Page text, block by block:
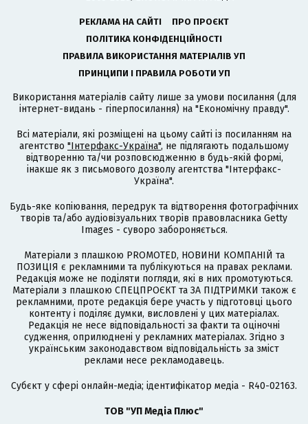
РЕКЛАМА НА САЙТІ
ПРО ПРОЄКТ
ПОЛІТИКА КОНФІДЕНЦІЙНОСТІ
ПРАВИЛА ВИКОРИСТАННЯ МАТЕРІАЛІВ УП
ПРИНЦИПИ І ПРАВИЛА РОБОТИ УП
Використання матеріалів сайту лише за умови посилання (для
інтернет-видань - гіперпосилання) на "Економічну правду".
Всі матеріали, які розміщені на цьому сайті із посиланням на
агентство "Інтерфакс-Україна", не підлягають подальшому
відтворенню та/чи розповсюдженню в будь-якій формі,
інакше як з письмового дозволу агентства "Інтерфакс-
Україна".
Будь-яке копіювання, передрук та відтворення фотографічних
творів та/або аудіовізуальних творів правовласника Getty
Images - суворо забороняється.
Матеріали з плашкою PROMOTED, НОВИНИ КОМПАНІЙ та
ПОЗИЦІЯ є рекламними та публікуються на правах реклами.
Редакція може не поділяти погляди, які в них промотуються.
Матеріали з плашкою СПЕЦПРОЄКТ та ЗА ПІДТРИМКИ також є
рекламними, проте редакція бере участь у підготовці цього
контенту і поділяє думки, висловлені у цих матеріалах.
Редакція не несе відповідальності за факти та оціночні
судження, оприлюднені у рекламних матеріалах. Згідно з
українським законодавством відповідальність за зміст
реклами несе рекламодавець.
Cубєкт у сфері онлайн-медіа; ідентифікатор медіа - R40-02163.
ТОВ "УП Медіа Плюс"